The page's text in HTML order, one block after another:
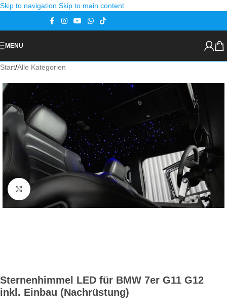
Skip to navigation Skip to main content
MENU
Start/Alle Kategorien
Zoom
Sternenhimmel LED für BMW 7er G11 G12
inkl. Einbau (Nachrüstung)